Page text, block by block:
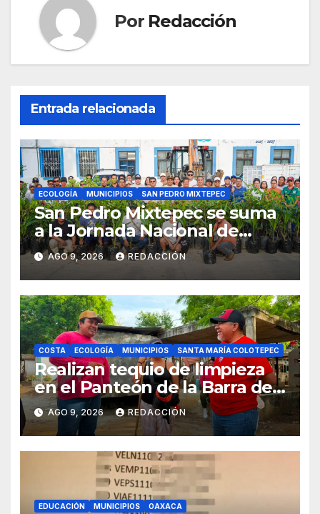
Por Redacción
Entrada relacionada
ECOLOGÍA MUNICIPIOS SAN PEDRO MIXTEPEC
San Pedro Mixtepec se suma
a la Jornada Nacional de
Reforestación 2026
AGO 9, 2026 REDACCIÓN
COSTA ECOLOGÍA MUNICIPIOS SANTA MARÍA COLOTEPEC
Realizan tequio de limpieza
en el Panteón de la Barra de
Colotepec
AGO 9, 2026 REDACCIÓN
EDUCACIÓN MUNICIPIOS OAXACA